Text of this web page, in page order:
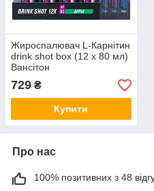
Жироспалювач L-Карнітин
drink shot box (12 х 80 мл)
Вансітон
729 ₴
Купити
Про нас
100% позитивних з 48